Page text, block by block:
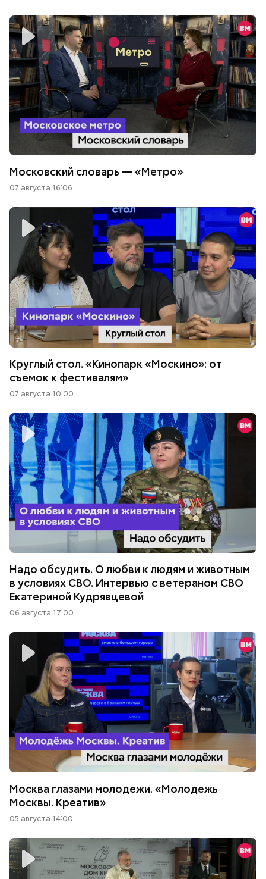
Московский словарь — «Метро»
07 августа 16:06
Круглый стол. «Кинопарк «Москино»: от
съемок к фестивалям»
07 августа 10:00
Надо обсудить. О любви к людям и животным
в условиях СВО. Интервью с ветераном СВО
Екатериной Кудрявцевой
06 августа 17:00
Москва глазами молодежи. «Молодежь
Москвы. Креатив»
05 августа 14:00